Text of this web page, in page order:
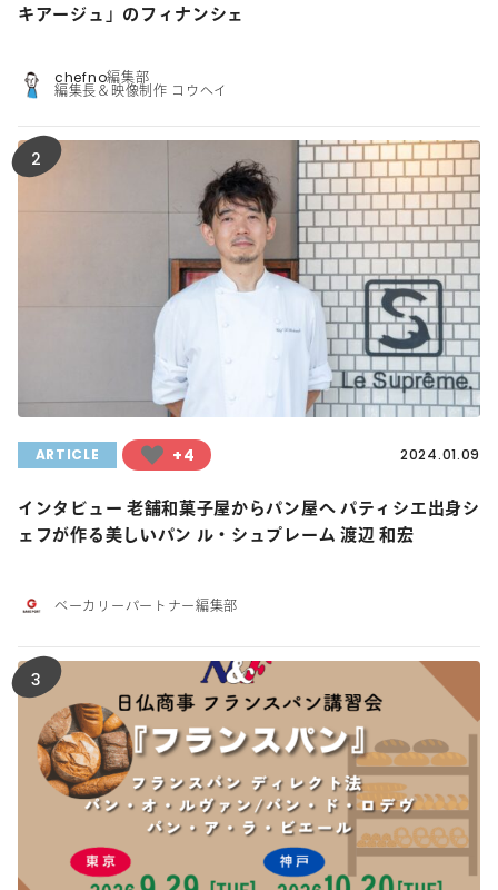
キアージュ」のフィナンシェ
chefno編集部
編集長＆映像制作 コウヘイ
2
ARTICLE +4 2024.01.09
インタビュー 老舗和菓子屋からパン屋へ パティシエ出身シ
ェフが作る美しいパン ル・シュプレーム 渡辺 和宏
ベーカリーパートナー編集部
3